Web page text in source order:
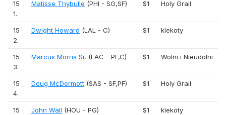
15
1.
Matisse Thybulle (PHI - SG,SF) $1 Holy Grail
15
2.
Dwight Howard (LAL - C) $1 klekoty
15
3.
Marcus Morris Sr. (LAC - PF,C) $1 Wolni i Nieudolni
15
4.
Doug McDermott (SAS - SF,PF) $1 Holy Grail
15
John Wall (HOU - PG) $1 klekoty